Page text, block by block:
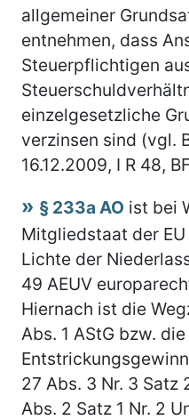
allgemeiner
entnehmen, dass
Steuerpflichtigen
einzelgesetzliche
verzinsen sind (vgl.
16.12.2009, I R 48,
§ 233a AO ist bei
Mitgliedstaat der EU
Lichte der
49 AEUV
Hiernach ist die
Abs. 1 AStG bzw.
27 Abs. 3 Nr. 3 Satz
Abs. 2 Satz 1 Nr. 2